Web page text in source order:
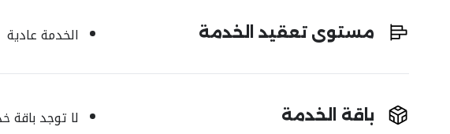
مستوى تعقيد الخدمة الخدمة عادية
باقة الخدمة لا توجد باقة